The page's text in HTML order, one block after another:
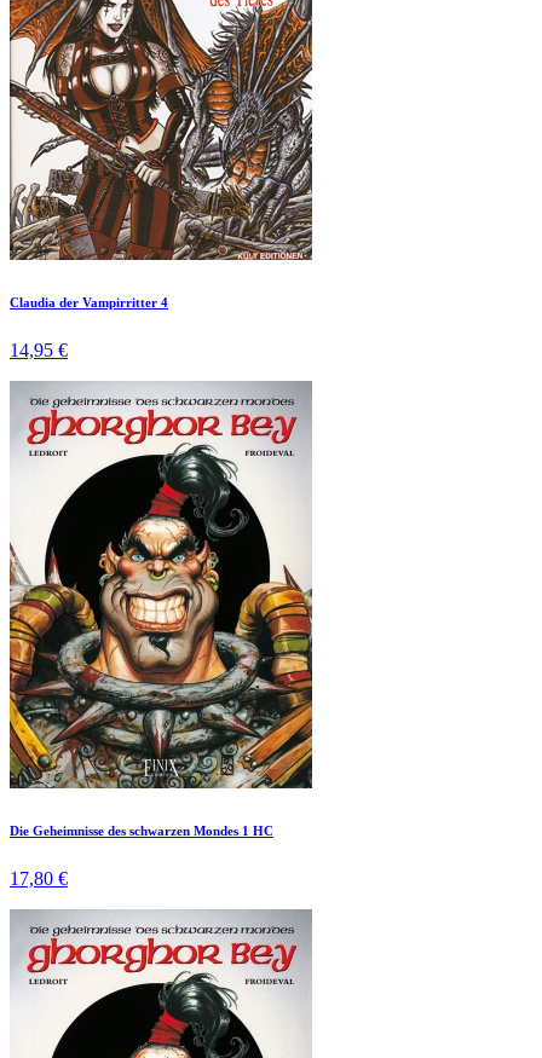
Claudia der Vampirritter 4
14,95 €
Die Geheimnisse des schwarzen Mondes 1 HC
17,80 €